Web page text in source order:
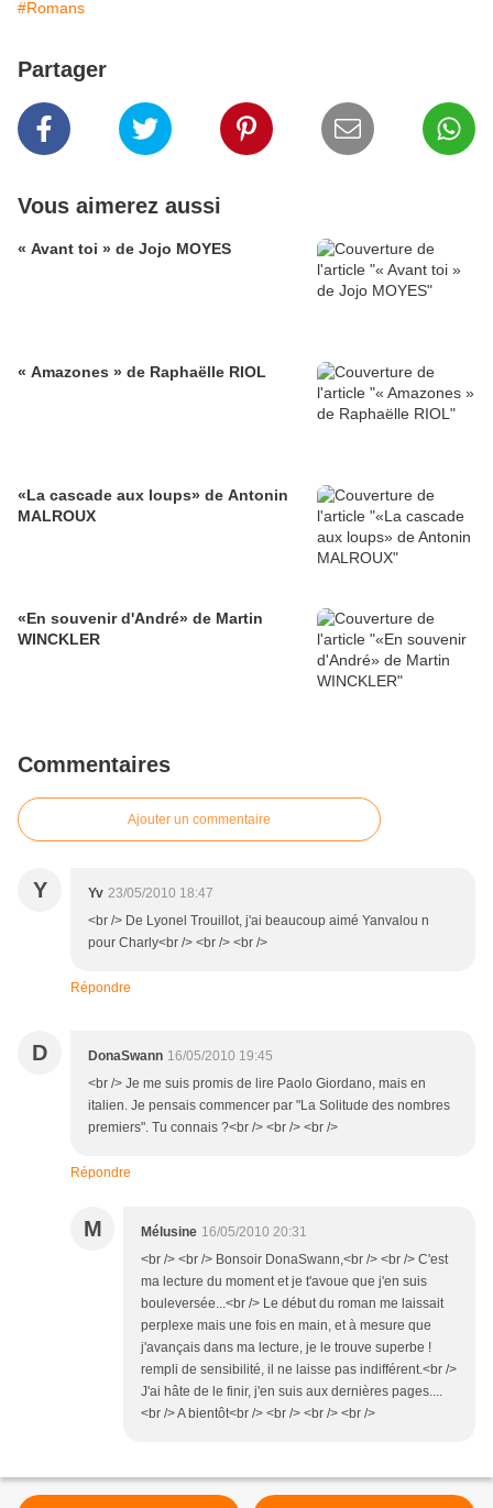
#Romans
Partager
Vous aimerez aussi
« Avant toi » de Jojo MOYES
« Amazones » de Raphaëlle RIOL
«La cascade aux loups» de Antonin
MALROUX
«En souvenir d'André» de Martin
WINCKLER
Commentaires
Ajouter un commentaire
Y Yv 23/05/2010 18:47
<br /> De Lyonel Trouillot, j'ai beaucoup aimé Yanvalou n
pour Charly<br /> <br /> <br />
Répondre
D DonaSwann 16/05/2010 19:45
<br /> Je me suis promis de lire Paolo Giordano, mais en
italien. Je pensais commencer par "La Solitude des nombres
premiers". Tu connais ?<br /> <br /> <br />
Répondre
M Mélusine 16/05/2010 20:31
<br /> <br /> Bonsoir DonaSwann,<br /> <br /> C'est
ma lecture du moment et je t'avoue que j'en suis
bouleversée...<br /> Le début du roman me laissait
perplexe mais une fois en main, et à mesure que
j'avançais dans ma lecture, je le trouve superbe !
rempli de sensibilité, il ne laisse pas indifférent.<br />
J'ai hâte de le finir, j'en suis aux dernières pages....
<br /> A bientôt<br /> <br /> <br /> <br />